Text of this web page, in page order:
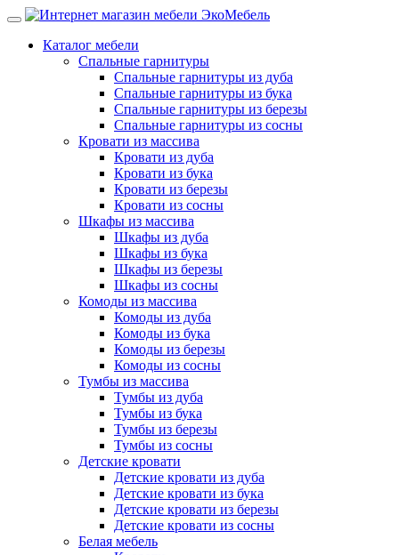
Каталог мебели
Спальные гарнитуры
Спальные гарнитуры из дуба
Спальные гарнитуры из бука
Спальные гарнитуры из березы
Спальные гарнитуры из сосны
Кровати из массива
Кровати из дуба
Кровати из бука
Кровати из березы
Кровати из сосны
Шкафы из массива
Шкафы из дуба
Шкафы из бука
Шкафы из березы
Шкафы из сосны
Комоды из массива
Комоды из дуба
Комоды из бука
Комоды из березы
Комоды из сосны
Тумбы из массива
Тумбы из дуба
Тумбы из бука
Тумбы из березы
Тумбы из сосны
Детские кровати
Детские кровати из дуба
Детские кровати из бука
Детские кровати из березы
Детские кровати из сосны
Белая мебель